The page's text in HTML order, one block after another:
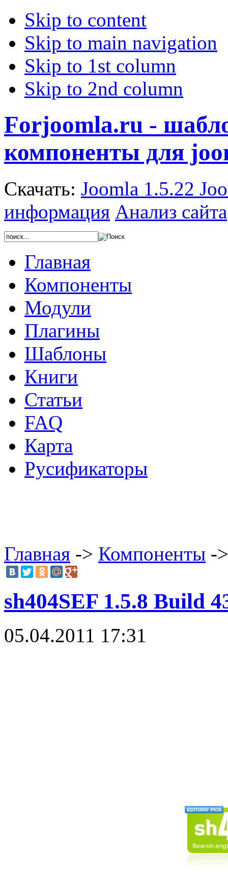
Skip to content
Skip to main navigation
Skip to 1st column
Skip to 2nd column
Forjoomla.ru -
компоненты для
Скачать: Joomla 1.5.22
информация Анализ сайта
Главная
Компоненты
Модули
Плагины
Шаблоны
Книги
Статьи
FAQ
Карта
Русификаторы
Главная -> Компоненты -
sh404SEF 1.5.8 Build
05.04.2011 17:31